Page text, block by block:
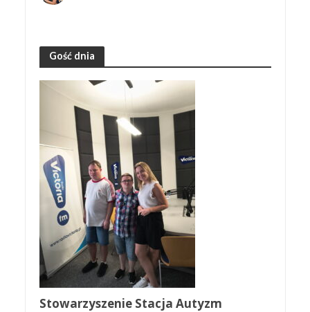
Gość dnia
Stowarzyszenie Stacja Autyzm